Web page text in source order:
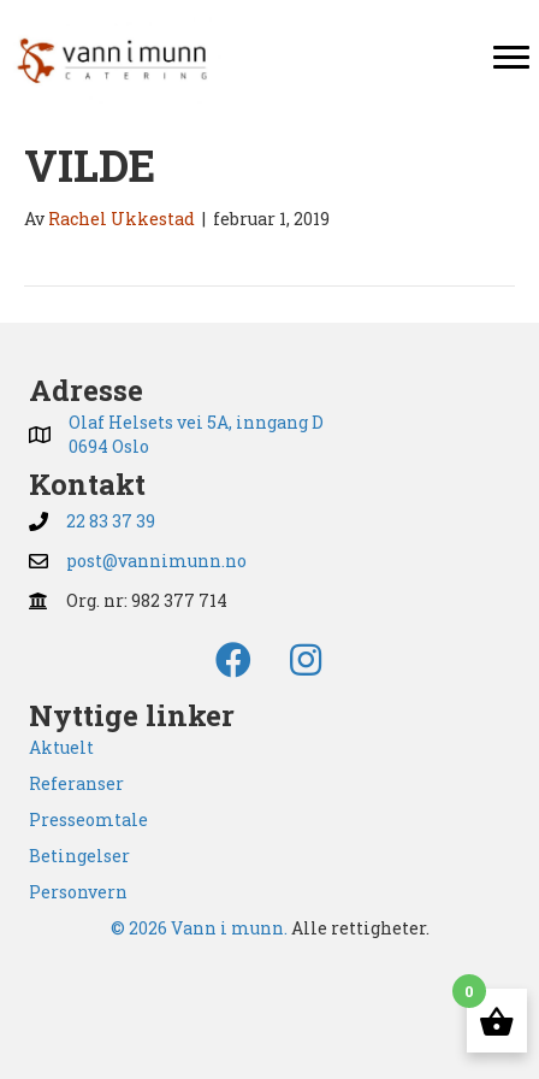
VILDE
Av Rachel Ukkestad | februar 1, 2019
Adresse
Olaf Helsets vei 5A, inngang D
0694 Oslo
Kontakt
22 83 37 39
post@vannimunn.no
Org. nr: 982 377 714
Nyttige linker
Aktuelt
Referanser
Presseomtale
Betingelser
Personvern
© 2026 Vann i munn. Alle rettigheter.
0